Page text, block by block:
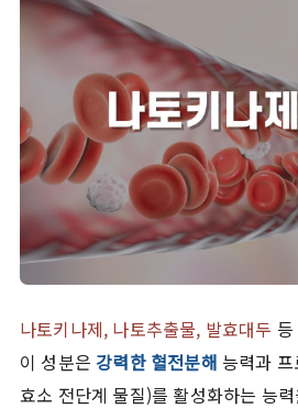
나토키나제, 나토추출물, 발효대두
이 성분은 강력한 혈전분해 능력과
효소 전단계 물질)를 활성화하는 능